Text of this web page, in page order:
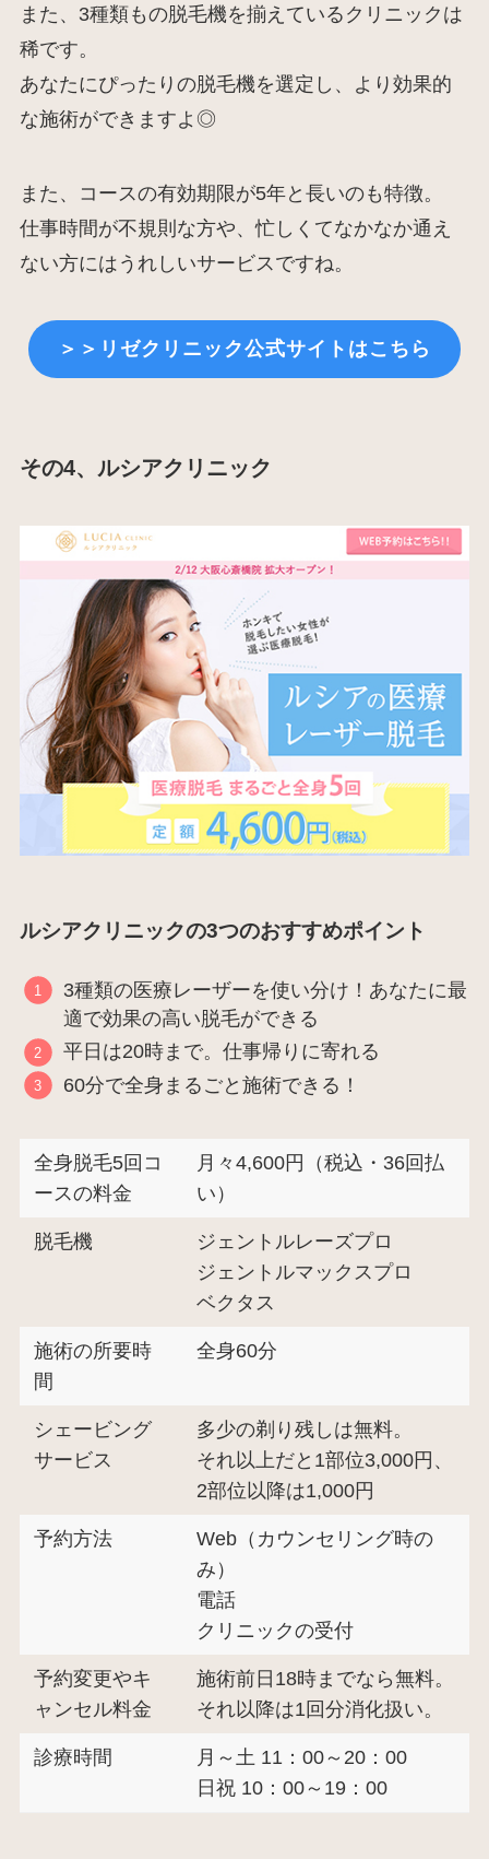
また、3種類もの脱毛機を揃えているクリニックは
稀です。
あなたにぴったりの脱毛機を選定し、より効果的
な施術ができますよ◎
また、コースの有効期限が5年と長いのも特徴。
仕事時間が不規則な方や、忙しくてなかなか通え
ない方にはうれしいサービスですね。
＞＞リゼクリニック公式サイトはこちら
その4、ルシアクリニック
ルシアクリニックの3つのおすすめポイント
3種類の医療レーザーを使い分け！あなたに最
適で効果の高い脱毛ができる
平日は20時まで。仕事帰りに寄れる
60分で全身まるごと施術できる！
全身脱毛5回コ
ースの料金
月々4,600円（税込・36回払
い）
脱毛機
ジェントルレーズプロ
ジェントルマックスプロ
ベクタス
施術の所要時
間
全身60分
シェービング
サービス
多少の剃り残しは無料。
それ以上だと1部位3,000円、
2部位以降は1,000円
予約方法
Web（カウンセリング時の
み）
電話
クリニックの受付
予約変更やキ
ャンセル料金
施術前日18時までなら無料。
それ以降は1回分消化扱い。
診療時間
月～土 11：00～20：00
日祝 10：00～19：00